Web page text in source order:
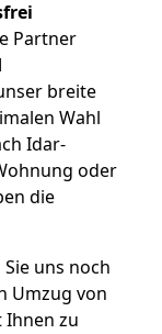
Partner
breite
Wahl
Idar-
oder
die
uns noch
Umzug von
zu